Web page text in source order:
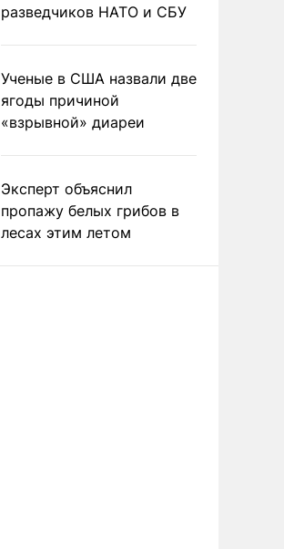
разведчиков НАТО и СБУ
Ученые в США назвали две
ягоды причиной
«взрывной» диареи
Эксперт объяснил
пропажу белых грибов в
лесах этим летом